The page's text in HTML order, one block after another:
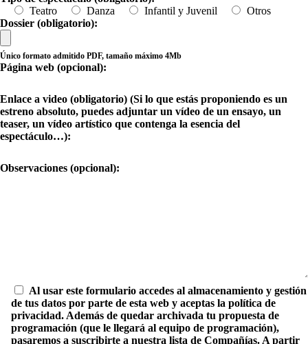
Teatro
Danza Infantil y Juvenil
Otros
Dossier (obligatorio):
Único formato admitido PDF, tamaño máximo 4Mb
Página web (opcional):
Enlace a video (obligatorio) (Si lo que estás proponiendo es un
estreno absoluto, puedes adjuntar un vídeo de un ensayo, un
teaser, un vídeo artístico que contenga la esencia del
espectáculo…):
Observaciones (opcional):
Al usar este formulario accedes al almacenamiento y gestión
de tus datos por parte de esta web y aceptas la política de
privacidad. Además de quedar archivada tu propuesta de
programación (que le llegará al equipo de programación),
pasaremos a suscribirte a nuestra lista de Compañías. A partir